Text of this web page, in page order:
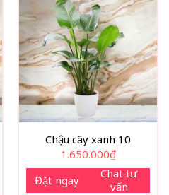
Chậu cây xanh 10
1.650.000₫
Đặt ngay
Chat tư
vấn